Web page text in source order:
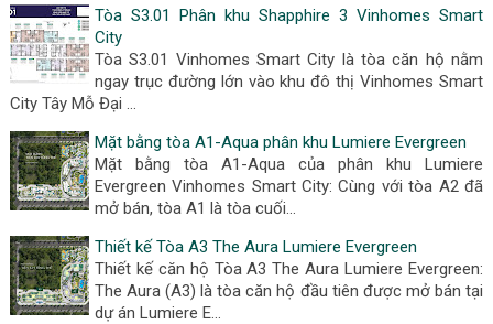
Tòa S3.01 Phân khu Shapphire 3 Vinhomes Smart
City
Tòa S3.01 Vinhomes Smart City là tòa căn hộ nằm
ngay trục đường lớn vào khu đô thị Vinhomes Smart
City Tây Mỗ Đại …
Mặt bằng tòa A1-Aqua phân khu Lumiere Evergreen
Mặt bằng tòa A1-Aqua của phân khu Lumiere
Evergreen Vinhomes Smart City: Cùng với tòa A2 đã
mở bán, tòa A1 là tòa cuối…
Thiết kế Tòa A3 The Aura Lumiere Evergreen
Thiết kế căn hộ Tòa A3 The Aura Lumiere Evergreen:
The Aura (A3) là tòa căn hộ đầu tiên được mở bán tại
dự án Lumiere E…